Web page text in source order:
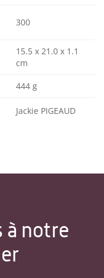
300
15.5 x 21.0 x 1.1
cm
444 g
Jackie PIGEAUD
à notre